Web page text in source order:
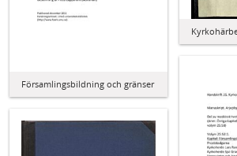
Församlingsbildning och gränser